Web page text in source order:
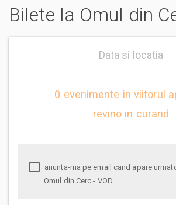
Bilete la Omul din
Data si locatia
0 evenimente in viitorul
revino in curand
Omul din Cerc - VOD